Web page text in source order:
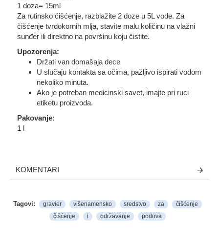
1 doza= 15ml
Za rutinsko čišćenje, razblažite 2 doze u 5L vode. Za
čišćenje tvrdokornih mlja, stavite malu količinu na vlažni
sunđer ili direktno na površinu koju čistite.
Upozorenja:
Držati van domašaja dece
U slučaju kontakta sa očima, pažljivo ispirati vodom
nekoliko minuta.
Ako je potreban medicinski savet, imajte pri ruci
etiketu proizvoda.
Pakovanje:
1 l
KOMENTARI
Tagovi: gravier višenamensko sredstvo za
čišćenje
čišćenje
i održavanje podova